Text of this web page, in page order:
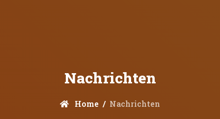
Nachrichten
Home Nachrichten